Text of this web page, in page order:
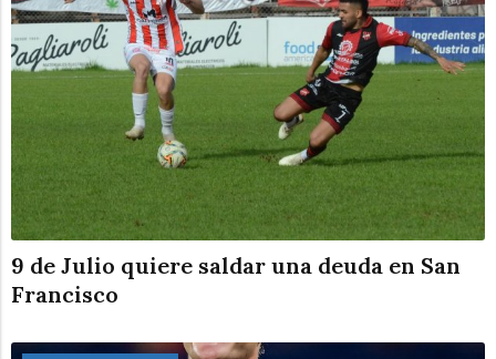
9 de Julio quiere saldar una deuda en San
Francisco